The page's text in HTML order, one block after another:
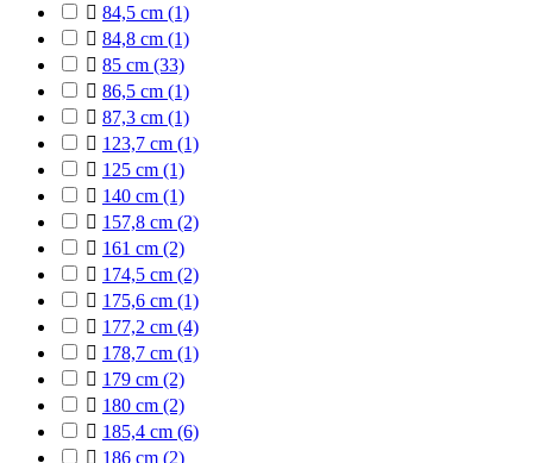
 84,5 cm (1)
 84,8 cm (1)
 85 cm (33)
 86,5 cm (1)
 87,3 cm (1)
 123,7 cm (1)
 125 cm (1)
 140 cm (1)
 157,8 cm (2)
 161 cm (2)
 174,5 cm (2)
 175,6 cm (1)
 177,2 cm (4)
 178,7 cm (1)
 179 cm (2)
 180 cm (2)
 185,4 cm (6)
 186 cm (2)